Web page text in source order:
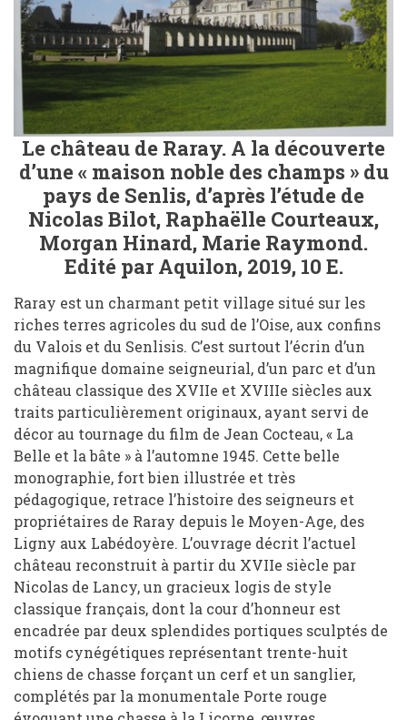
Le château de Raray. A la découverte
d’une « maison noble des champs » du
pays de Senlis, d’après l’étude de
Nicolas Bilot, Raphaëlle Courteaux,
Morgan Hinard, Marie Raymond.
Edité par Aquilon, 2019, 10 E.
Raray est un charmant petit village situé sur les
riches terres agricoles du sud de l’Oise, aux confins
du Valois et du Senlisis. C’est surtout l’écrin d’un
magnifique domaine seigneurial, d’un parc et d’un
château classique des XVIIe et XVIIIe siècles aux
traits particulièrement originaux, ayant servi de
décor au tournage du film de Jean Cocteau, « La
Belle et la bâte » à l’automne 1945. Cette belle
monographie, fort bien illustrée et très
pédagogique, retrace l’histoire des seigneurs et
propriétaires de Raray depuis le Moyen-Age, des
Ligny aux Labédoyère. L’ouvrage décrit l’actuel
château reconstruit à partir du XVIIe siècle par
Nicolas de Lancy, un gracieux logis de style
classique français, dont la cour d’honneur est
encadrée par deux splendides portiques sculptés de
motifs cynégétiques représentant trente-huit
chiens de chasse forçant un cerf et un sanglier,
complétés par la monumentale Porte rouge